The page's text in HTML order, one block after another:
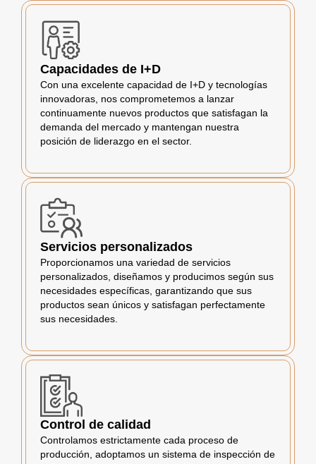
Capacidades de I+D
Con una excelente capacidad de I+D y tecnologías
innovadoras, nos comprometemos a lanzar
continuamente nuevos productos que satisfagan la
demanda del mercado y mantengan nuestra
posición de liderazgo en el sector.
Servicios personalizados
Proporcionamos una variedad de servicios
personalizados, diseñamos y producimos según sus
necesidades específicas, garantizando que sus
productos sean únicos y satisfagan perfectamente
sus necesidades.
Control de calidad
Controlamos estrictamente cada proceso de
producción, adoptamos un sistema de inspección de